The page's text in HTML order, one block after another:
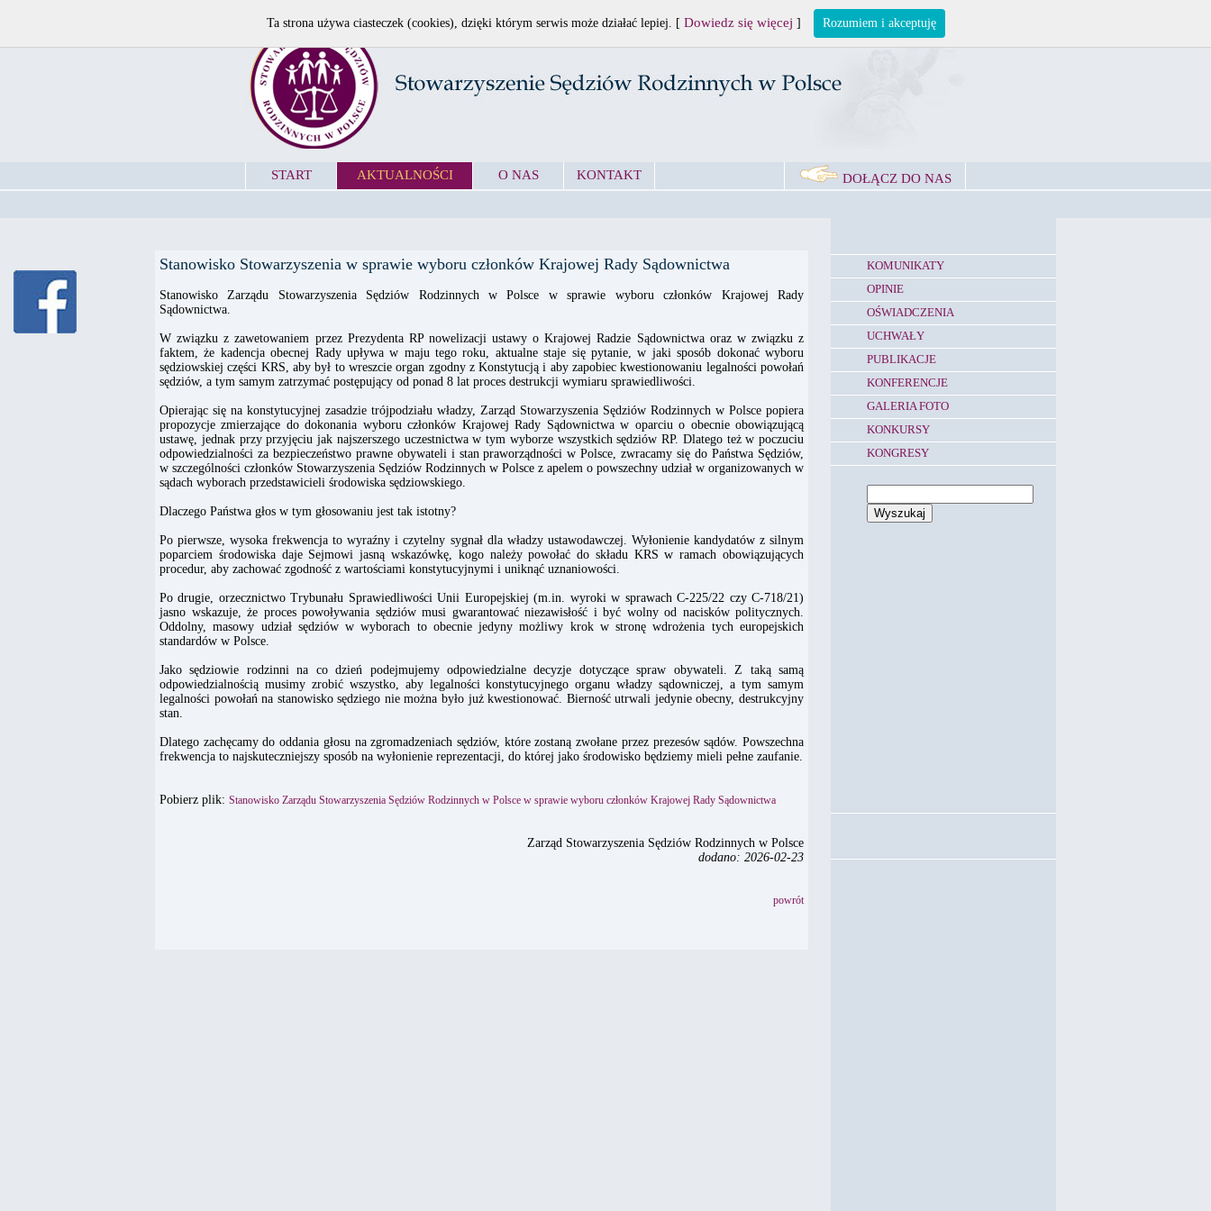
START AKTUALNOŚCI O NAS KONTAKT DOŁĄCZ DO NAS
Stanowisko Stowarzyszenia w sprawie wyboru członków Krajowej Rady Sądownictwa
Stanowisko Zarządu Stowarzyszenia Sędziów Rodzinnych w Polsce w sprawie wyboru członków Krajowej Rady
Sądownictwa.
W związku z zawetowaniem przez Prezydenta RP nowelizacji ustawy o Krajowej Radzie Sądownictwa oraz w związku z
faktem, że kadencja obecnej Rady upływa w maju tego roku, aktualne staje się pytanie, w jaki sposób dokonać wyboru
sędziowskiej części KRS, aby był to wreszcie organ zgodny z Konstytucją i aby zapobiec kwestionowaniu legalności powołań
sędziów, a tym samym zatrzymać postępujący od ponad 8 lat proces destrukcji wymiaru sprawiedliwości.
Opierając się na konstytucyjnej zasadzie trójpodziału władzy, Zarząd Stowarzyszenia Sędziów Rodzinnych w Polsce popiera
propozycje zmierzające do dokonania wyboru członków Krajowej Rady Sądownictwa w oparciu o obecnie obowiązującą
ustawę, jednak przy przyjęciu jak najszerszego uczestnictwa w tym wyborze wszystkich sędziów RP. Dlatego też w poczuciu
odpowiedzialności za bezpieczeństwo prawne obywateli i stan praworządności w Polsce, zwracamy się do Państwa Sędziów,
w szczególności członków Stowarzyszenia Sędziów Rodzinnych w Polsce z apelem o powszechny udział w organizowanych w
sądach wyborach przedstawicieli środowiska sędziowskiego.
Dlaczego Państwa głos w tym głosowaniu jest tak istotny?
Po pierwsze, wysoka frekwencja to wyraźny i czytelny sygnał dla władzy ustawodawczej. Wyłonienie kandydatów z silnym
poparciem środowiska daje Sejmowi jasną wskazówkę, kogo należy powołać do składu KRS w ramach obowiązujących
procedur, aby zachować zgodność z wartościami konstytucyjnymi i uniknąć uznaniowości.
Po drugie, orzecznictwo Trybunału Sprawiedliwości Unii Europejskiej (m.in. wyroki w sprawach C-225/22 czy C-718/21)
jasno wskazuje, że proces powoływania sędziów musi gwarantować niezawisłość i być wolny od nacisków politycznych.
Oddolny, masowy udział sędziów w wyborach to obecnie jedyny możliwy krok w stronę wdrożenia tych europejskich
standardów w Polsce.
Jako sędziowie rodzinni na co dzień podejmujemy odpowiedzialne decyzje dotyczące spraw obywateli. Z taką samą
odpowiedzialnością musimy zrobić wszystko, aby legalności konstytucyjnego organu władzy sądowniczej, a tym samym
legalności powołań na stanowisko sędziego nie można było już kwestionować. Bierność utrwali jedynie obecny, destrukcyjny
stan.
Dlatego zachęcamy do oddania głosu na zgromadzeniach sędziów, które zostaną zwołane przez prezesów sądów. Powszechna
frekwencja to najskuteczniejszy sposób na wyłonienie reprezentacji, do której jako środowisko będziemy mieli pełne zaufanie.
Pobierz plik: Stanowisko Zarządu Stowarzyszenia Sędziów Rodzinnych w Polsce w sprawie wyboru członków Krajowej Rady Sądownictwa
Zarząd Stowarzyszenia Sędziów Rodzinnych w Polsce
dodano: 2026-02-23
powrót
KOMUNIKATY
OPINIE
OŚWIADCZENIA
UCHWAŁY
PUBLIKACJE
KONFERENCJE
GALERIA FOTO
KONKURSY
KONGRESY
Ta strona używa ciasteczek (cookies), dzięki którym serwis może działać lepiej. [ Dowiedz się więcej ] Rozumiem i akceptuję